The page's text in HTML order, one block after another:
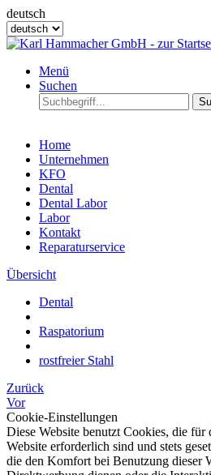
deutsch
Menü
Suchen
Home
Unternehmen
KFO
Dental
Dental Labor
Labor
Kontakt
Reparaturservice
Übersicht
Dental
Raspatorium
rostfreier Stahl
Zurück
Vor
Cookie-Einstellungen
Diese Website benutzt Cookies, die für
Website erforderlich sind und stets
die den Komfort bei Benutzung dieser